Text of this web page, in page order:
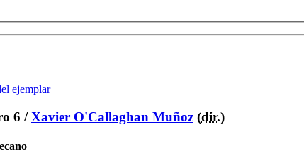
6 /Xavier O'Callaghan Muñoz (dir.)